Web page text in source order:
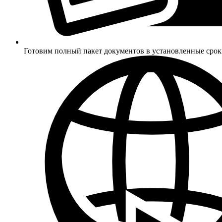
Готовим полный пакет документов в установленные